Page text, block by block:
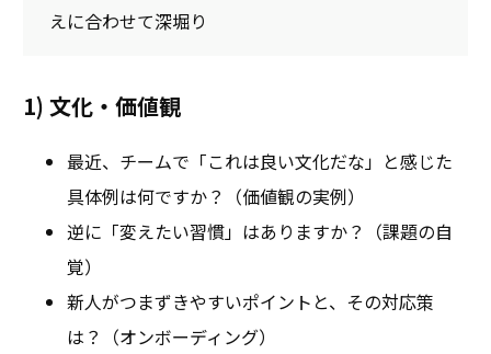
えに合わせて深堀り
1) 文化・価値観
最近、チームで「これは良い文化だな」と感じた
具体例は何ですか？（価値観の実例）
逆に「変えたい習慣」はありますか？（課題の自
覚）
新人がつまずきやすいポイントと、その対応策
は？（オンボーディング）